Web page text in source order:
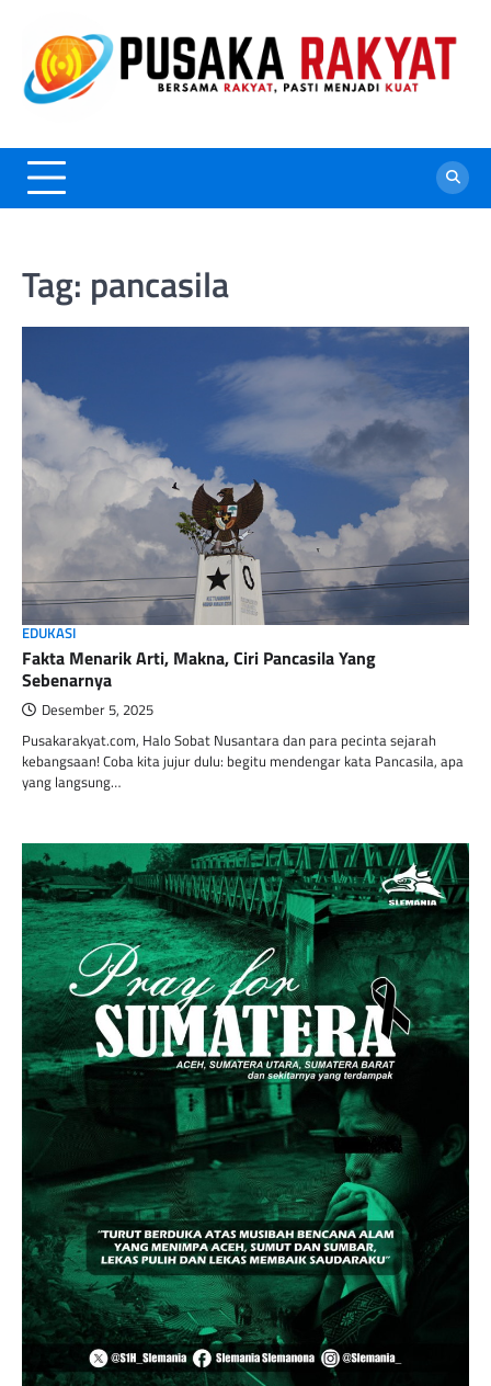
content
Tag: pancasila
EDUKASI
Fakta Menarik Arti, Makna, Ciri Pancasila Yang
Sebenarnya
Desember 5, 2025
Pusakarakyat.com, Halo Sobat Nusantara dan para pecinta sejarah
kebangsaan! Coba kita jujur dulu: begitu mendengar kata Pancasila, apa
yang langsung…